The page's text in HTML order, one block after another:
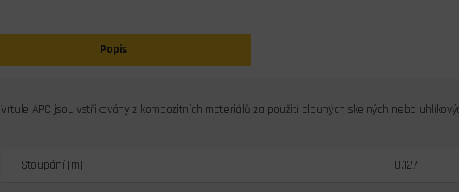
Popis
Vrtule APC jsou vstřikovány z kompozitních materiálů za použití dlouhých skelných nebo
Stoupání [m] 0.127